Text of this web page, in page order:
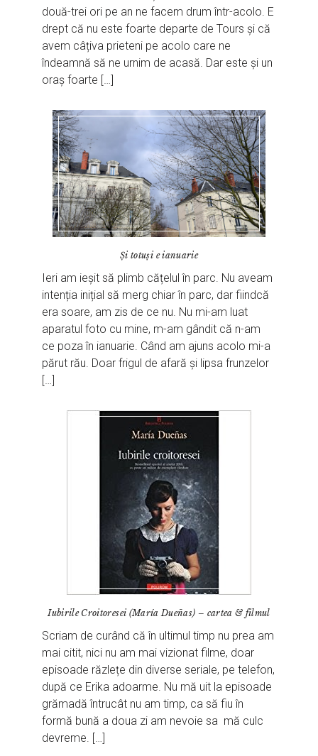
două-trei ori pe an ne facem drum într-acolo. E
drept că nu este foarte departe de Tours și că
avem câțiva prieteni pe acolo care ne
îndeamnă să ne urnim de acasă. Dar este și un
oraș foarte […]
Și totuși e ianuarie
Ieri am ieșit să plimb cățelul în parc. Nu aveam
intenția inițial să merg chiar în parc, dar fiindcă
era soare, am zis de ce nu. Nu mi-am luat
aparatul foto cu mine, m-am gândit că n-am
ce poza în ianuarie. Când am ajuns acolo mi-a
părut rău. Doar frigul de afară și lipsa frunzelor
[…]
Iubirile Croitoresei (María Dueñas) – cartea & filmul
Scriam de curând că în ultimul timp nu prea am
mai citit, nici nu am mai vizionat filme, doar
episoade răzlețe din diverse seriale, pe telefon,
după ce Erika adoarme. Nu mă uit la episoade
grămadă întrucât nu am timp, ca să fiu în
formă bună a doua zi am nevoie sa mă culc
devreme. […]